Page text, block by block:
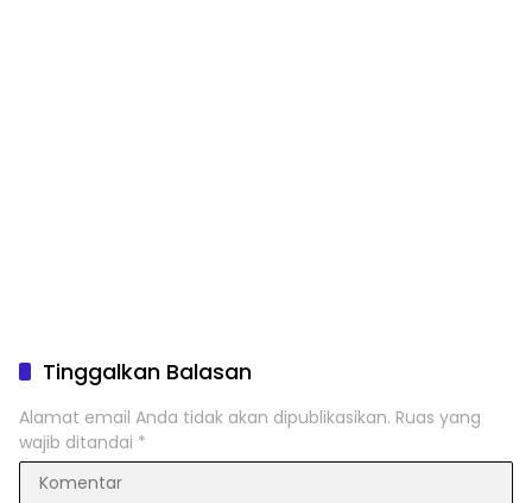
Tinggalkan Balasan
Alamat email Anda tidak akan dipublikasikan. Ruas yang
wajib ditandai *